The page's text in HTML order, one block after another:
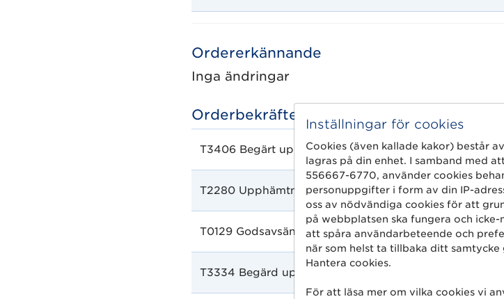
Ordererkännande
Inga ändringar
Orderbekräftelse
T3406 Begärt upphämtningsdatum
T2280 Upphämtningsdatum för artikel
T0129 Godsavsändarens identitet GLN
T3334 Begärd upphämtningstidpunkt
Inställningar för cookies
Cookies (även kallade kakor) består
lagras på din enhet. I samband med
556667-6770, använder cookies
personuppgifter i form av din IP-
oss av nödvändiga cookies för att
på webbplatsen ska fungera och
att spåra användarbeteende och
när som helst ta tillbaka ditt
Hantera cookies.
För att läsa mer om vilka cookies vi